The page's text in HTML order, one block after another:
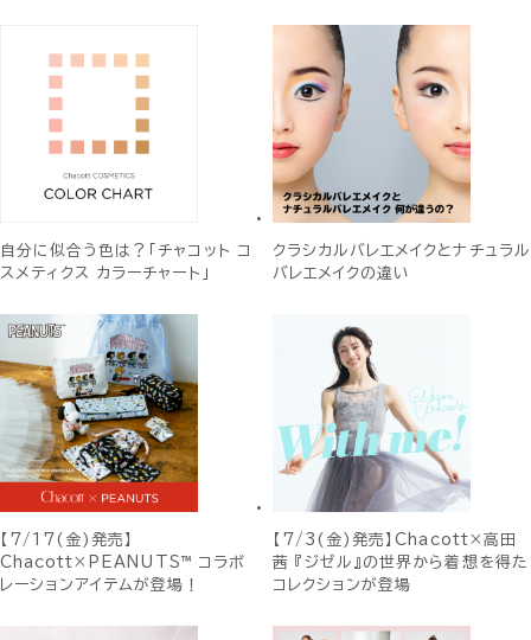
自分に似合う色は？「チャコット コ
スメティクス カラーチャート」
クラシカルバレエメイクとナチュラル
バレエメイクの違い
【7/17(金)発売】
Chacott×PEANUTS™ コラボ
レーションアイテムが登場！
【7/3(金)発売】Chacott×高田
茜 『ジゼル』の世界から着想を得た
コレクションが登場